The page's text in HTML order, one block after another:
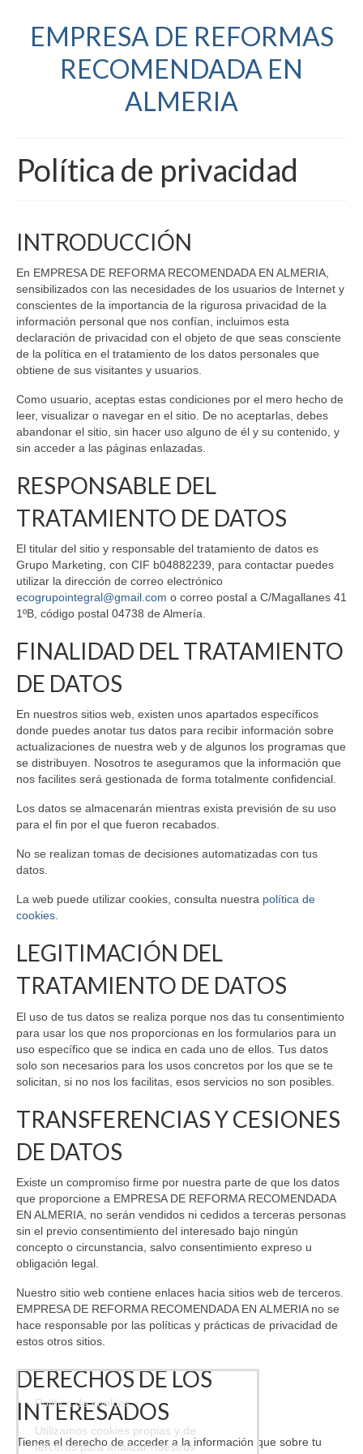
EMPRESA DE REFORMAS
RECOMENDADA EN
ALMERIA
Política de privacidad
INTRODUCCIÓN
En EMPRESA DE REFORMA RECOMENDADA EN ALMERIA,
sensibilizados con las necesidades de los usuarios de Internet y
conscientes de la importancia de la rigurosa privacidad de la
información personal que nos confían, incluimos esta
declaración de privacidad con el objeto de que seas consciente
de la política en el tratamiento de los datos personales que
obtiene de sus visitantes y usuarios.
Como usuario, aceptas estas condiciones por el mero hecho de
leer, visualizar o navegar en el sitio. De no aceptarlas, debes
abandonar el sitio, sin hacer uso alguno de él y su contenido, y
sin acceder a las páginas enlazadas.
RESPONSABLE DEL
TRATAMIENTO DE DATOS
El titular del sitio y responsable del tratamiento de datos es
Grupo Marketing, con CIF b04882239, para contactar puedes
utilizar la dirección de correo electrónico
ecogrupointegral@gmail.com o correo postal a C/Magallanes 41
1ºB, código postal 04738 de Almería.
FINALIDAD DEL TRATAMIENTO
DE DATOS
En nuestros sitios web, existen unos apartados específicos
donde puedes anotar tus datos para recibir información sobre
actualizaciones de nuestra web y de algunos los programas que
se distribuyen. Nosotros te aseguramos que la información que
nos facilites será gestionada de forma totalmente confidencial.
Los datos se almacenarán mientras exista previsión de su uso
para el fin por el que fueron recabados.
No se realizan tomas de decisiones automatizadas con tus
datos.
La web puede utilizar cookies, consulta nuestra política de
cookies.
LEGITIMACIÓN DEL
TRATAMIENTO DE DATOS
El uso de tus datos se realiza porque nos das tu consentimiento
para usar los que nos proporcionas en los formularios para un
uso específico que se indica en cada uno de ellos. Tus datos
solo son necesarios para los usos concretos por los que se te
solicitan, si no nos los facilitas, esos servicios no son posibles.
TRANSFERENCIAS Y CESIONES
DE DATOS
Existe un compromiso firme por nuestra parte de que los datos
que proporcione a EMPRESA DE REFORMA RECOMENDADA
EN ALMERIA, no serán vendidos ni cedidos a terceras personas
sin el previo consentimiento del interesado bajo ningún
concepto o circunstancia, salvo consentimiento expreso u
obligación legal.
Nuestro sitio web contiene enlaces hacia sitios web de terceros.
EMPRESA DE REFORMA RECOMENDADA EN ALMERIA no se
hace responsable por las políticas y prácticas de privacidad de
estos otros sitios.
DERECHOS DE LOS
INTERESADOS
Tienes el derecho de acceder a la información que sobre tu
Política de cookies
Utilizamos cookies propias y de
terceros para analizar nuestros